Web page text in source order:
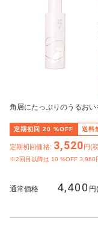
角層にたっぷりのうるお
定期初回 20 %OFF 送料
定期初回価格: 3,520円(
※2回目以降は 10 %OFF 3,960
通常価格 4,400